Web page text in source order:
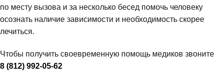
по месту вызова и за несколько бесед помочь человеку
осознать наличие зависимости и необходимость скорее
лечиться.
Чтобы получить своевременную помощь медиков звоните
8 (812) 992-05-62